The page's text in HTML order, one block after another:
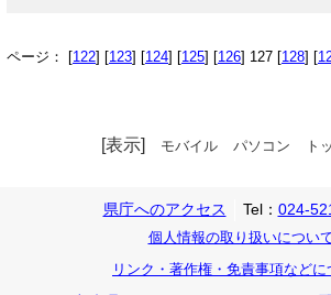
ページ： [122] [123] [124] [125] [126] 127 [128] [
[表示] モバイル パソコン ト
県庁へのアクセス Tel： 024-
個人情報の取り扱いについ
リンク・著作権・免責事項などに